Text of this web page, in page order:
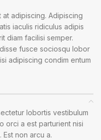
adipiscing. Adipiscing
iaculis ridiculus adipis
diam facilisi semper.
fusce sociosqu lobor
adipiscing condim entum
lobortis vestibulum
orci a est parturient nisi
non arcu a.